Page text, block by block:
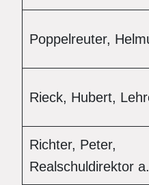
Poppelreuter,
Rieck, Hubert,
Richter, Peter,
Realschuldirektor